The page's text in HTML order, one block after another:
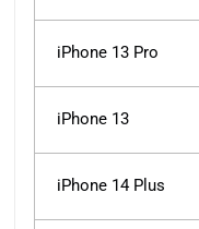
iPhone 13 Pro
iPhone 13
iPhone 14 Plus